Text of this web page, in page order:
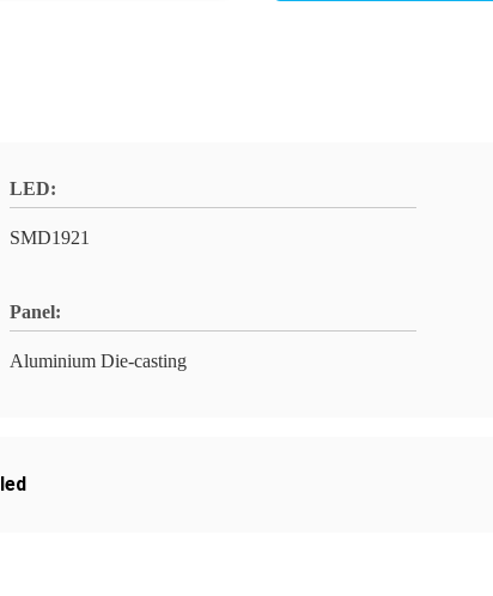
LED:
SMD1921
Panel:
Aluminium Die-casting